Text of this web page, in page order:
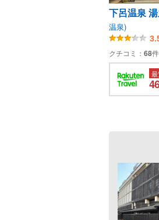
下呂温泉
温泉)
クチコミ： 68件